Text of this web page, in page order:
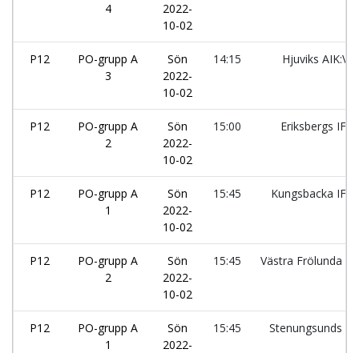
4
2022-
10-02
P12
PO-grupp A
3
Sön
2022-
10-02
14:15 Hjuviks AIK:Vit
P12
PO-grupp A
2
Sön
2022-
10-02
15:00 Eriksbergs IF:2
P12
PO-grupp A
1
Sön
2022-
10-02
15:45 Kungsbacka IF:2
P12
PO-grupp A
2
Sön
2022-
10-02
15:45 Västra Frölunda
P12
PO-grupp A
1
Sön
2022-
15:45 Stenungsunds IF